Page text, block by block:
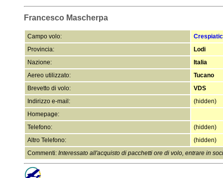
Francesco Mascherpa
Campo volo:
Provincia:
Lodi
Nazione:
Italia
Aereo utilizzato:
Tucano
Brevetto di volo:
VDS
Indirizzo e-mail:
(hidden)
Homepage:
Telefono:
(hidden)
Altro Telefono:
(hidden)
Commenti: Interessato all'acquisto di pacchetti ore di volo, entrare in